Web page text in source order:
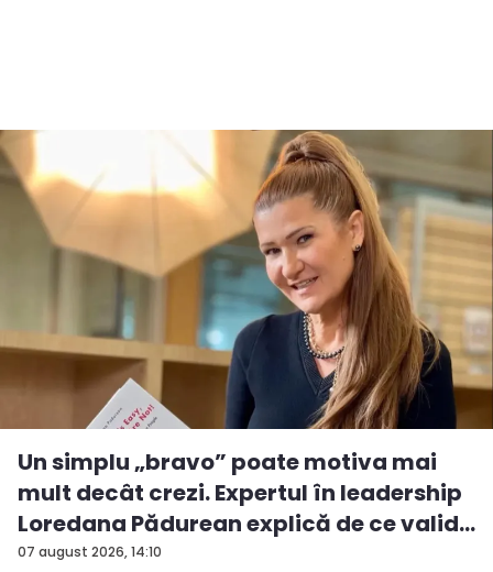
07 august 2026, 14:10
Un simplu „bravo” poate motiva mai
mult decât crezi. Expertul în leadership
Loredana Pădurean explică de ce valid...